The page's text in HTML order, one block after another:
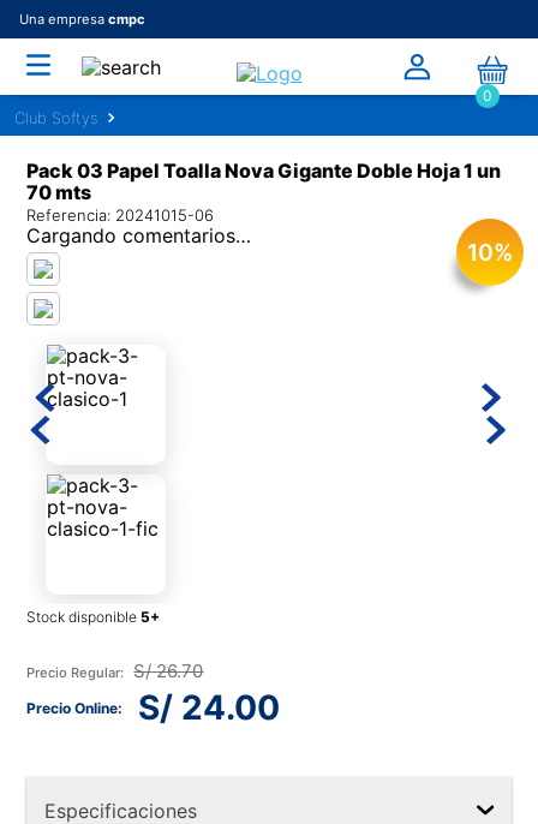
Una empresa cmpc
0
Pack 03 Papel Toalla Nova Gigante Doble Hoja 1 un
70 mts
10%
Referencia: 20241015-06
Cargando comentarios…
Stock disponible
S/ 26.70
S/ 24.00
Especificaciones